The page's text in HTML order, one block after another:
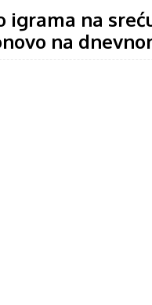
igrama na
na